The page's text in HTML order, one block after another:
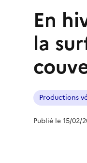
En
la
Productions
Publié le 15/02/